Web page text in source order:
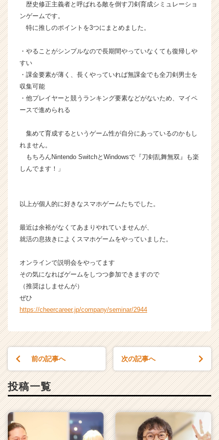
歴史修正主義者と呼ばれる敵を倒す刀剣育成シミュレーショ
ンゲームです。
特に推しのポイントを3つにまとめました。
・やることがシンプルなので長期間やっていなくても復帰しや
すい
・課金要素が薄く、長くやっていれば無課金でも全刀剣男士を
収集可能
・他プレイヤーと競うランキング要素などがないため、マイペ
ースで進められる
集めて育成するというゲーム性が自分にあっているのかもし
れません。
もちろんNintendo SwitchとWindowsで『刀剣乱舞無双』も楽
しんでます！」
以上が個人的に好きなスマホゲームたちでした。
最近は余裕がなくてあまりやれていませんが、
就活の息抜きによくスマホゲームをやっていました。
オンラインで説明会をやってます
その気になればゲームをしつつ参加できますので
（推奨はしませんが）
ぜひ
https://cheercareer.jp/company/seminar/2944
前の記事へ 次の記事へ
投稿一覧